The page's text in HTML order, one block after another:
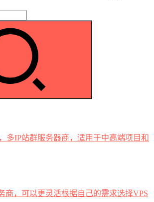
多IP站群服务器商，适用于中高端项目和
商，可以更灵活根据自己的需求选择VPS